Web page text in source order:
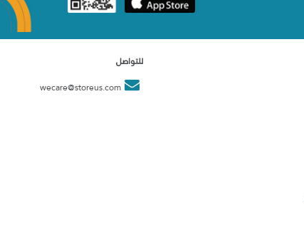
للتواصل
wecare@storeus.com